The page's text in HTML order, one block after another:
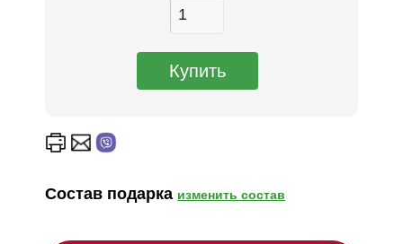
Состав подарка изменить состав